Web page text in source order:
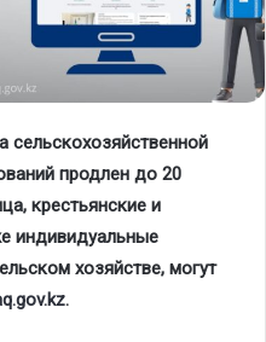
сельскохозяйственной
продлен до 20
крестьянские и
индивидуальные
хозяйстве, могут
.